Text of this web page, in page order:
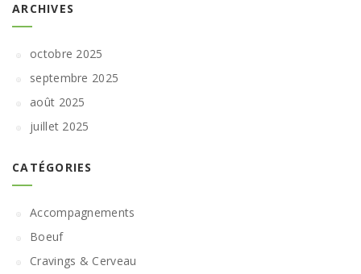
ARCHIVES
octobre 2025
septembre 2025
août 2025
juillet 2025
CATÉGORIES
Accompagnements
Boeuf
Cravings & Cerveau